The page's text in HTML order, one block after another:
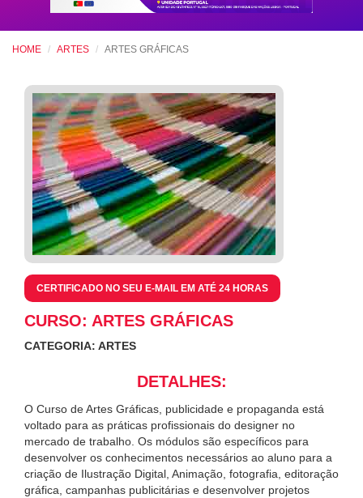
HOME ARTES ARTES GRÁFICAS
CERTIFICADO NO SEU E-MAIL EM ATÉ 24 HORAS
CURSO: ARTES GRÁFICAS
CATEGORIA: ARTES
DETALHES:
O Curso de Artes Gráficas, publicidade e propaganda está
voltado para as práticas profissionais do designer no
mercado de trabalho. Os módulos são específicos para
desenvolver os conhecimentos necessários ao aluno para a
criação de Ilustração Digital, Animação, fotografia, editoração
gráfica, campanhas publicitárias e desenvolver projetos